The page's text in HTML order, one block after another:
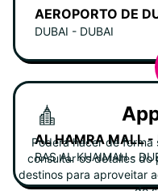
AEROPORTO DE
DUBAI - DUBAI
AL HAMRA MALL -
RAS AL KHAIMAH -
Poderá hacer de forma
consultar os detalles do
destinos para aproveitar